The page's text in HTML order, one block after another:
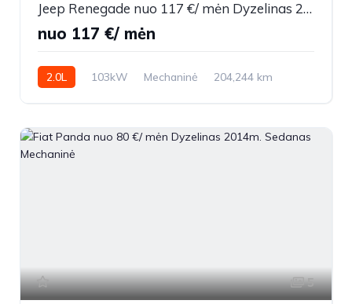
Jeep Renegade nuo 117 €/ mėn Dyzelinas 2016m. Visureigis Mechaninė
nuo 117 €/ mėn
2.0L 103kW Mechaninė
204,244 km
5